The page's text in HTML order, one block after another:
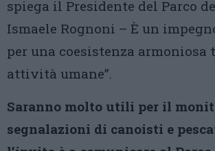
spiega il Presidente del Parco
Ismaele Rognoni – È un
per una coesistenza armoniosa
attività umane”.
Saranno molto utili per il
segnalazioni di canoisti e